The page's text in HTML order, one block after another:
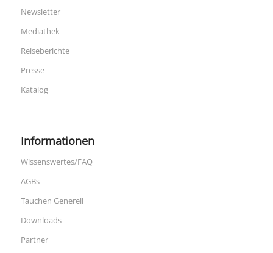
Newsletter
Mediathek
Reiseberichte
Presse
Katalog
Informationen
Wissenswertes/FAQ
AGBs
Tauchen Generell
Downloads
Partner